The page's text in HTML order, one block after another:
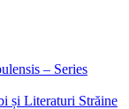
– Series
și Literaturi Străine